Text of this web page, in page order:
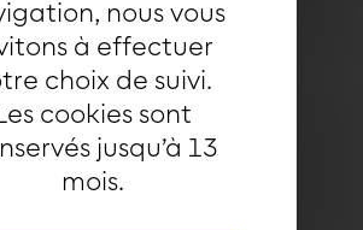
nous vous
à effectuer
choix de suivi.
cookies sont
jusqu’à 13
mois.
LIENS
Application Soléa
Payer un PV
Plan du réseau
e-Boutique